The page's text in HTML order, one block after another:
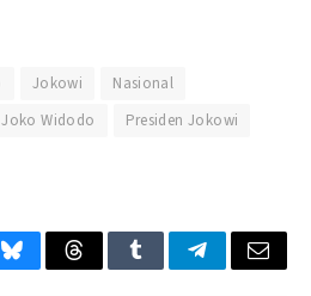
Jokowi
Nasional
Joko Widodo
Presiden Jokowi
BlueskyThreadsTumblrTelegramEmail